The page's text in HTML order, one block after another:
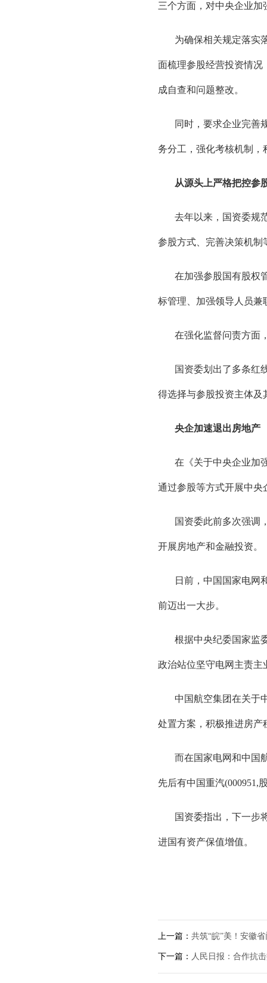
三个方面，对中央企业
为确保相关规定落实
面梳理参股经营投资情况
成自查和问题整改。
同时，要求企业完善
务分工，强化考核机制，
从源头上严格把控参
去年以来，国资委规
参股方式、完善决策机制
在加强参股国有股权
标管理、加强领导人员兼
在强化监督问责方面
国资委划出了多条红
得选择与参股投资主体及
央企加速退出房地产
在《关于中央企业加
通过参股等方式开展中央
国资委此前多次强调
开展房地产和金融投资。
日前，中国国家电网
前迈出一大步。
根据中央纪委国家监
政治站位坚守电网主责主
中国航空集团在关于
处置方案，积极推进房产
而在国家电网和中国
先后有中国重汽(000951,
国资委指出，下一步
进国有资产保值增值。
上一篇： 共筑“皖”美！安徽
下一篇： 人民日报：合作抗